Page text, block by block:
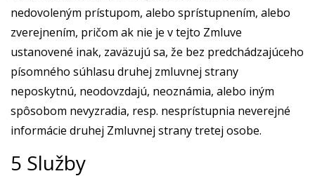
nedovoleným prístupom, alebo sprístupnením, alebo
zverejnením, pričom ak nie je v tejto Zmluve
ustanovené inak, zaväzujú sa, že bez predchádzajúceho
písomného súhlasu druhej zmluvnej strany
neposkytnú, neodovzdajú, neoznámia, alebo iným
spôsobom nevyzradia, resp. nesprístupnia neverejné
informácie druhej Zmluvnej strany tretej osobe.
5 Služby